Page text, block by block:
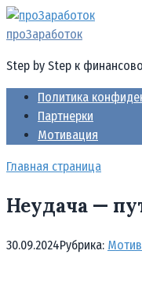
Перейти
к
проЗаработок
Step by Step к
Политика
Партнерки
Мотивация
Главная страница
Неудача —
30.09.2024Рубрика: